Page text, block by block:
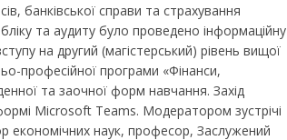
банківської справи та страхування
та аудиту було проведено інформаційну
на другий (магістерський) рівень вищої
професійної програми «Фінанси,
та заочної форм навчання. Захід
Microsoft Teams. Модератором зустрічі
економічних наук, професор, Заслужений